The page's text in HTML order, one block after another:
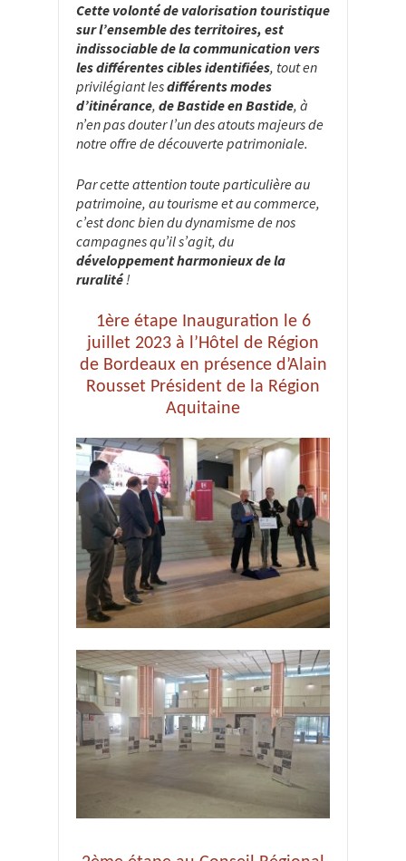
Cette volonté de valorisation touristique
sur l’ensemble des territoires, est
indissociable de la communication vers
les différentes cibles identifiées, tout en
privilégiant lesdifférents modes
d’itinérance, de Bastide en Bastide, à
n’en pas douter l’un des atouts majeurs de
notre offre de découverte patrimoniale.
Par cette attention toute particulière au
patrimoine, au tourisme et au commerce,
c’est donc bien du dynamisme de nos
campagnes qu’il s’agit, du
développement harmonieux de la
ruralité!
1ère étape Inauguration le 6
juillet 2023 à l’Hôtel de Région
de Bordeaux en présence d’Alain
Rousset Président de la Région
Aquitaine